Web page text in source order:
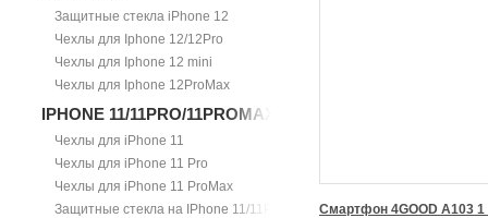
Защитные стекла iPhone 12
Чехлы для Iphone 12/12Pro
Чехлы для Iphone 12 mini
Чехлы для Iphone 12ProMax
IPHONE 11/11PRO/11PROMAX
Чехлы для iPhone 11
Чехлы для iPhone 11 Pro
Чехлы для iPhone 11 ProMax
Защитные стекла на IPhone 11/11Pro/11ProMaxСмартфон 4GOOD А103 1